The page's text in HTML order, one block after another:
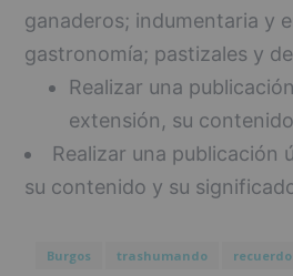
ganaderos; indumentaria y
gastronomía; pastizales y
Realizar una
extensión, su
Realizar una publicación
su contenido y su
Burgos trashumando